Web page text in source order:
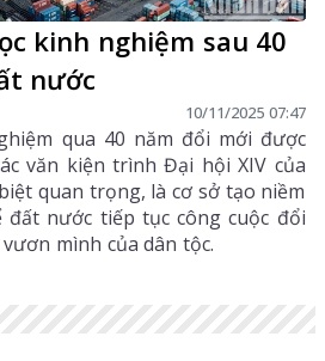
kinh nghiệm sau 40
nước
10/11/2025 07:47
qua 40 năm đổi mới được
văn kiện trình Đại hội XIV của
quan trọng, là cơ sở tạo niềm
nước tiếp tục công cuộc đổi
mình của dân tộc.